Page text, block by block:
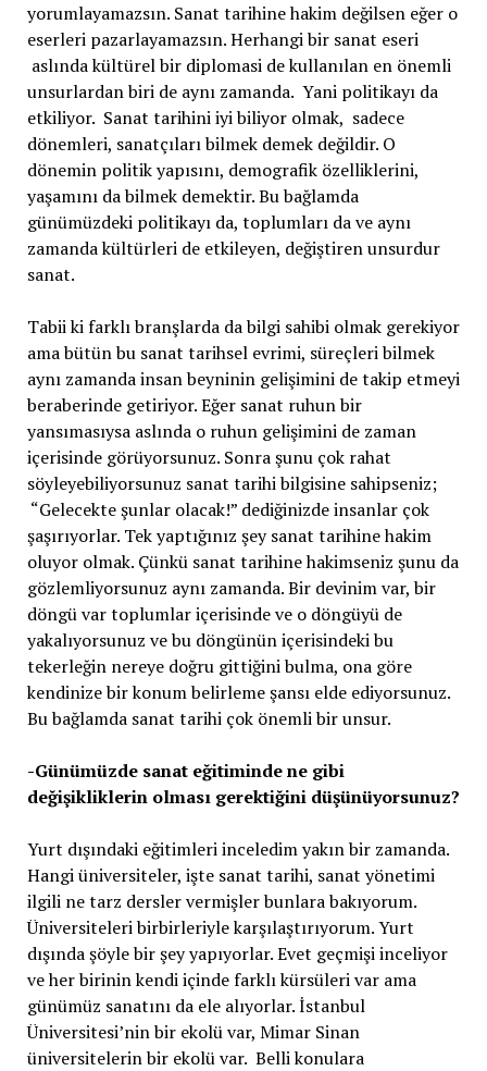
yorumlayamazsın. Sanat tarihine hakim değilsen eğer o
eserleri pazarlayamazsın. Herhangi bir sanat eseri
aslında kültürel bir diplomasi de kullanılan en önemli
unsurlardan biri de aynı zamanda. Yani politikayı da
etkiliyor. Sanat tarihini iyi biliyor olmak, sadece
dönemleri, sanatçıları bilmek demek değildir. O
dönemin politik yapısını, demografik özelliklerini,
yaşamını da bilmek demektir. Bu bağlamda
günümüzdeki politikayı da, toplumları da ve aynı
zamanda kültürleri de etkileyen, değiştiren unsurdur
sanat.
Tabii ki farklı branşlarda da bilgi sahibi olmak gerekiyor
ama bütün bu sanat tarihsel evrimi, süreçleri bilmek
aynı zamanda insan beyninin gelişimini de takip etmeyi
beraberinde getiriyor. Eğer sanat ruhun bir
yansımasıysa aslında o ruhun gelişimini de zaman
içerisinde görüyorsunuz. Sonra şunu çok rahat
söyleyebiliyorsunuz sanat tarihi bilgisine sahipseniz;
“Gelecekte şunlar olacak!” dediğinizde insanlar çok
şaşırıyorlar. Tek yaptığınız şey sanat tarihine hakim
oluyor olmak. Çünkü sanat tarihine hakimseniz şunu da
gözlemliyorsunuz aynı zamanda. Bir devinim var, bir
döngü var toplumlar içerisinde ve o döngüyü de
yakalıyorsunuz ve bu döngünün içerisindeki bu
tekerleğin nereye doğru gittiğini bulma, ona göre
kendinize bir konum belirleme şansı elde ediyorsunuz.
Bu bağlamda sanat tarihi çok önemli bir unsur.
-Günümüzde sanat eğitiminde ne gibi
değişikliklerin olması gerektiğini düşünüyorsunuz?
Yurt dışındaki eğitimleri inceledim yakın bir zamanda.
Hangi üniversiteler, işte sanat tarihi, sanat yönetimi
ilgili ne tarz dersler vermişler bunlara bakıyorum.
Üniversiteleri birbirleriyle karşılaştırıyorum. Yurt
dışında şöyle bir şey yapıyorlar. Evet geçmişi inceliyor
ve her birinin kendi içinde farklı kürsüleri var ama
günümüz sanatını da ele alıyorlar. İstanbul
Üniversitesi’nin bir ekolü var, Mimar Sinan
üniversitelerin bir ekolü var. Belli konulara